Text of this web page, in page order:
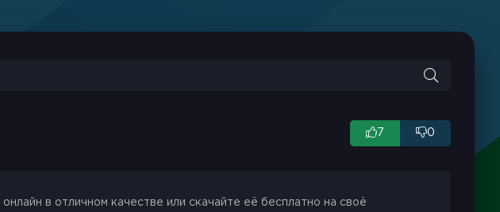
7 0
онлайн в отличном качестве или скачайте её бесплатно на своё